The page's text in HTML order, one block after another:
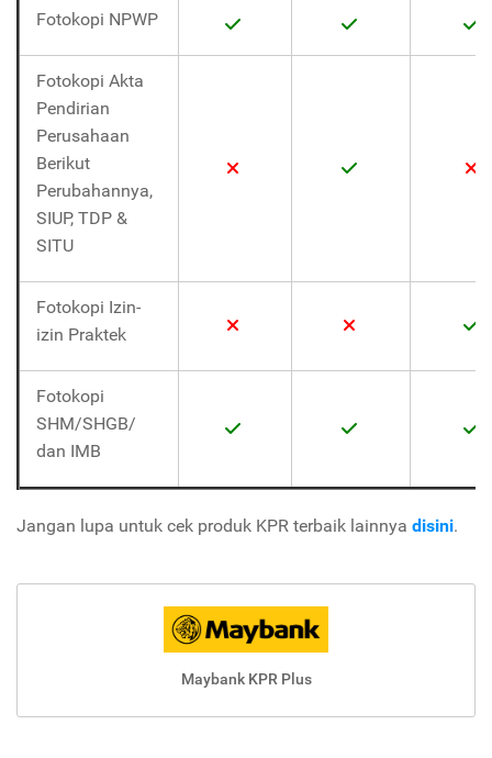
Fotokopi NPWP
Fotokopi Akta
Pendirian
Perusahaan
Berikut
Perubahannya,
SIUP, TDP &
SITU
Fotokopi Izin-
izin Praktek
Fotokopi
SHM/SHGB/
dan IMB
Jangan lupa untuk cek produk KPR terbaik lainnya disini.
Maybank KPR Plus